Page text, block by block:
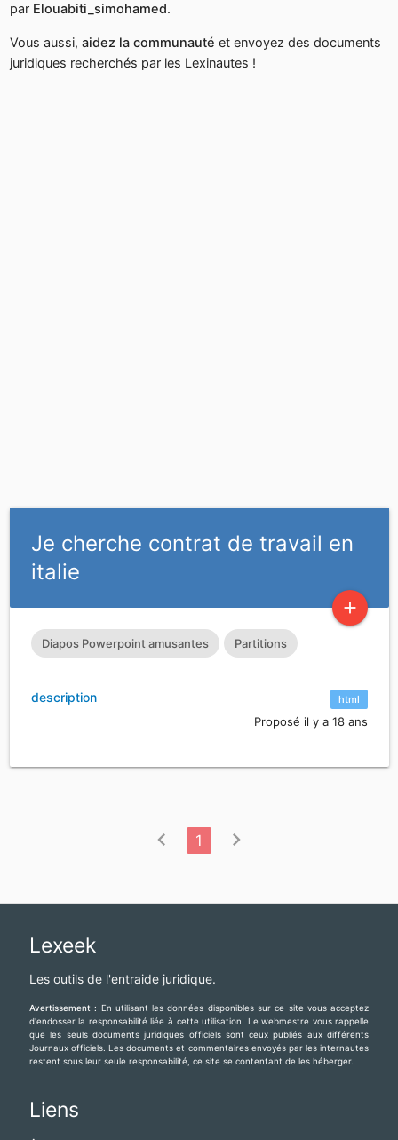
par Elouabiti_simohamed.
Vous aussi, aidez la communauté et envoyez des documents
juridiques recherchés par les Lexinautes !
Je cherche contrat de travail en
italie
add
Diapos Powerpoint amusantes Partitions
html
description
Proposé il y a 18 ans
chevron_left 1 chevron_right
Lexeek
Les outils de l'entraide juridique.
Avertissement : En utilisant les données disponibles sur ce site vous acceptez
d'endosser la responsabilité liée à cette utilisation. Le webmestre vous rappelle
que les seuls documents juridiques officiels sont ceux publiés aux différents
Journaux officiels. Les documents et commentaires envoyés par les internautes
restent sous leur seule responsabilité, ce site se contentant de les héberger.
Liens